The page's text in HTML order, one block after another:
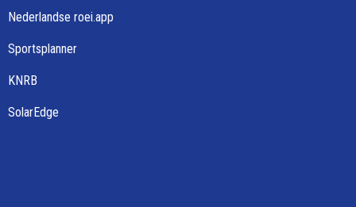
Nederlandse roei.app
Sportsplanner
KNRB
SolarEdge